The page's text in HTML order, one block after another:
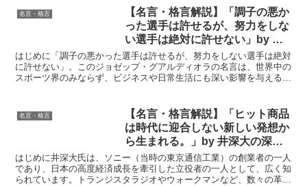
名言・格言
【名言・格言解説】「調子の悪か
った選手は許せるが、努力をしな
い選手は絶対に許せない」by ジ
ョゼップ・グアルディオラの深い
意味と得られる教訓
はじめに「調子の悪かった選手は許せるが、努力をしない選手は絶対
に許せない」。このジョゼップ・グアルディオラの名言は、世界中の
スポーツ界のみならず、ビジネスや日常生活にも深い影響を与えるメ
名言・格言
【名言・格言解説】「ヒット商品
は時代に迎合しない新しい発想か
ら生まれる。」by 井深大の深い
意味と得られる教訓
はじめに井深大氏は、ソニー（当時の東京通信工業）の創業者の一人
であり、日本の高度経済成長を牽引した立役者の一人として、広く知
られています。トランジスタラジオやウォークマンなど、数々の革新